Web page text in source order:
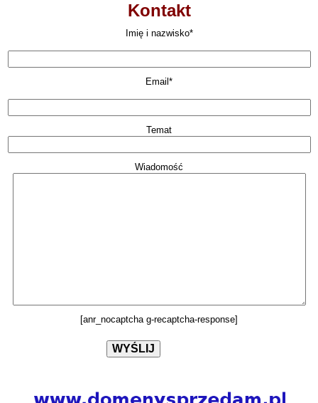
Kontakt
Imię i nazwisko*
Email*
Temat
Wiadomość
[anr_nocaptcha g-recaptcha-response]